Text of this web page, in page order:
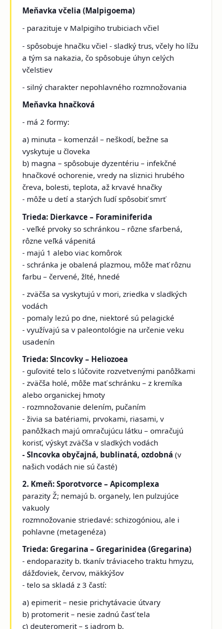
Meňavka včelia (Malpigoema)
- parazituje v Malpigiho trubiciach včiel
- spôsobuje hnačku včiel - sladký trus, včely ho lížu
a tým sa nakazia, čo spôsobuje úhyn celých
včelstiev
- silný charakter nepohlavného rozmnožovania
Meňavka hnačková
- má 2 formy:
a) minuta – komenzál – neškodí, bežne sa
vyskytuje u človeka
b) magna – spôsobuje dyzentériu – infekčné
hnačkové ochorenie, vredy na sliznici hrubého
čreva, bolesti, teplota, až krvavé hnačky
- môže u detí a starých ľudí spôsobiť smrť
Trieda: Dierkavce – Foraminiferida
- veľké prvoky so schránkou – rôzne sfarbená,
rôzne veľká vápenitá
- majú 1 alebo viac komôrok
- schránka je obalená plazmou, môže mať rôznu
farbu – červené, žlté, hnedé
- zväčša sa vyskytujú v mori, zriedka v sladkých
vodách
- pomaly lezú po dne, niektoré sú pelagické
- využívajú sa v paleontológie na určenie veku
usadenín
Trieda: Slncovky – Heliozoea
- guľovité telo s lúčovite rozvetvenými panôžkami
- zväčša holé, môže mať schránku – z kremíka
alebo organickej hmoty
- rozmnožovanie delením, pučaním
- živia sa batériami, prvokami, riasami, v
panôžkach majú omračujúcu látku – omračujú
korisť, výskyt zväčša v sladkých vodách
- Slncovka obyčajná, bublinatá, ozdobná(v
našich vodách nie sú časté)
2. Kmeň: Sporotvorce – Apicomplexa
parazity Ž; nemajú b. organely, len pulzujúce
vakuoly
rozmnožovanie striedavé: schizogóniou, ale i
pohlavne (metagenéza)
Trieda: Gregarina – Gregarinidea (Gregarina)
- endoparazity b. tkanív tráviaceho traktu hmyzu,
dážďoviek, červov, mäkkýšov
- telo sa skladá z 3 častí:
a) epimerit – nesie prichytávacie útvary
b) protomerit – nesie zadnú časť tela
c) deuteromerit – s jadrom b.